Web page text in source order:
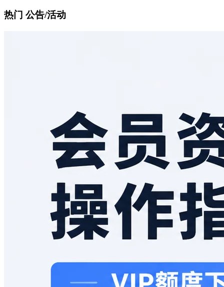
热门 公告/活动